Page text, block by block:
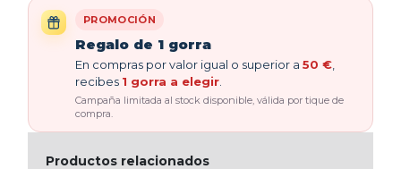
PROMOCIÓN
Regalo de 1 gorra
En compras por valor igual o superior a 50 €
recibes 1 gorra a elegir
Campaña limitada al stock disponible, válida por tique de
compra.
Productos relacionados